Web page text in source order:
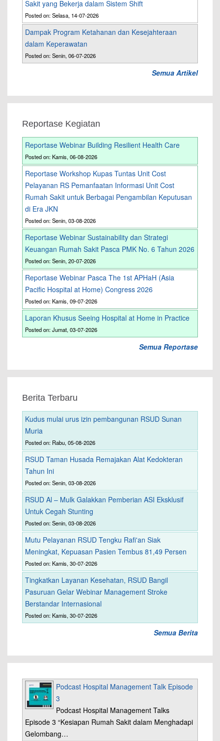
Sakit yang Bekerja dalam Sistem Shift
Posted on: Selasa, 14-07-2026
Dampak Program Ketahanan dan Kesejahteraan
dalam Keperawatan
Posted on: Senin, 06-07-2026
Semua Artikel
Reportase Kegiatan
Reportase Webinar Building Resilient Health Care
Posted on: Kamis, 06-08-2026
Reportase Workshop Kupas Tuntas Unit Cost
Pelayanan RS Pemanfaatan Informasi Unit Cost
Rumah Sakit untuk Berbagai Pengambilan Keputusan
di Era JKN
Posted on: Senin, 03-08-2026
Reportase Webinar Sustainability dan Strategi
Keuangan Rumah Sakit Pasca PMK No. 6 Tahun 2026
Posted on: Senin, 20-07-2026
Reportase Webinar Pasca The 1st APHaH (Asia
Pacific Hospital at Home) Congress 2026
Posted on: Kamis, 09-07-2026
Laporan Khusus Seeing Hospital at Home in Practice
Posted on: Jumat, 03-07-2026
Semua Reportase
Berita Terbaru
Kudus mulai urus izin pembangunan RSUD Sunan
Muria
Posted on: Rabu, 05-08-2026
RSUD Taman Husada Remajakan Alat Kedokteran
Tahun Ini
Posted on: Senin, 03-08-2026
RSUD Al – Mulk Galakkan Pemberian ASI Eksklusif
Untuk Cegah Stunting
Posted on: Senin, 03-08-2026
Mutu Pelayanan RSUD Tengku Rafi'an Siak
Meningkat, Kepuasan Pasien Tembus 81,49 Persen
Posted on: Kamis, 30-07-2026
Tingkatkan Layanan Kesehatan, RSUD Bangil
Pasuruan Gelar Webinar Management Stroke
Berstandar Internasional
Posted on: Kamis, 30-07-2026
Semua Berita
Podcast Hospital Management Talk Episode
3
Podcast Hospital Management Talks
Episode 3 “Kesiapan Rumah Sakit dalam Menghadapi
Gelombang…